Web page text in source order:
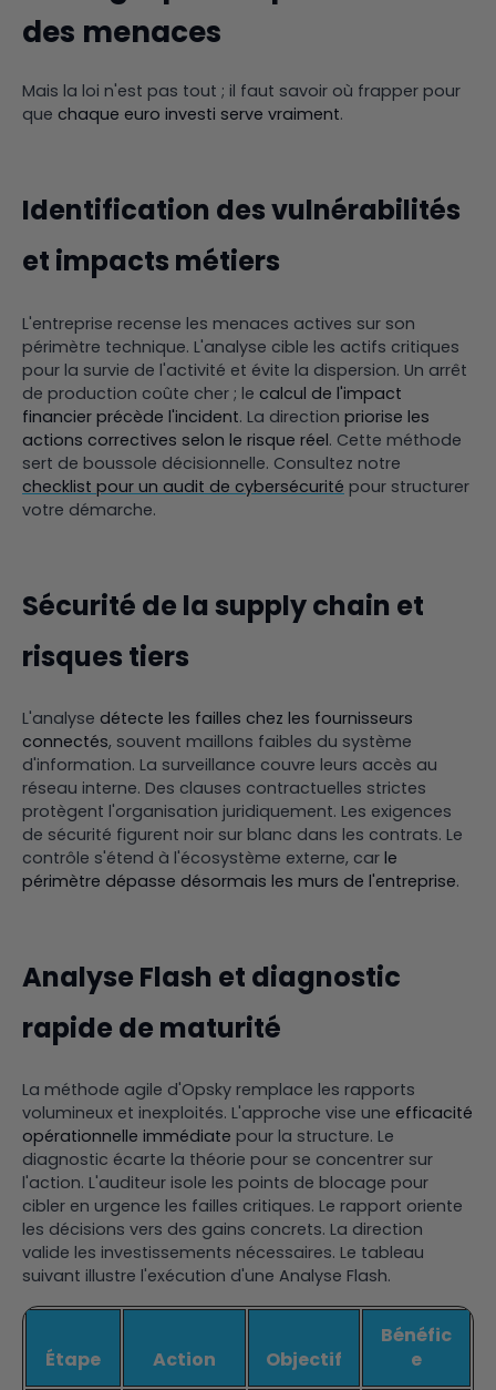
des menaces
Mais la loi n'est pas tout ; il faut savoir où frapper pour
que chaque euro investi serve vraiment.
Identification des vulnérabilités
et impacts métiers
L'entreprise recense les menaces actives sur son
périmètre technique. L'analyse cible les actifs critiques
pour la survie de l'activité et évite la dispersion. Un arrêt
de production coûte cher ; le calcul de l'impact
financier précède l'incident. La direction priorise les
actions correctives selon le risque réel. Cette méthode
sert de boussole décisionnelle. Consultez notre
checklist pour un audit de cybersécurité pour structurer
votre démarche.
Sécurité de la supply chain et
risques tiers
L'analyse détecte les failles chez les fournisseurs
connectés, souvent maillons faibles du système
d'information. La surveillance couvre leurs accès au
réseau interne. Des clauses contractuelles strictes
protègent l'organisation juridiquement. Les exigences
de sécurité figurent noir sur blanc dans les contrats. Le
contrôle s'étend à l'écosystème externe, car le
périmètre dépasse désormais les murs de l'entreprise.
Analyse Flash et diagnostic
rapide de maturité
La méthode agile d'Opsky remplace les rapports
volumineux et inexploités. L'approche vise une efficacité
opérationnelle immédiate pour la structure. Le
diagnostic écarte la théorie pour se concentrer sur
l'action. L'auditeur isole les points de blocage pour
cibler en urgence les failles critiques. Le rapport oriente
les décisions vers des gains concrets. La direction
valide les investissements nécessaires. Le tableau
suivant illustre l'exécution d'une Analyse Flash.
Étape Action Objectif
Bénéfic
e